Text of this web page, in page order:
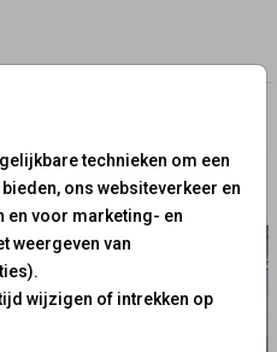
technieken om een
ons websiteverkeer en
en voor marketing- en
weergeven van
wijzigen of intrekken op